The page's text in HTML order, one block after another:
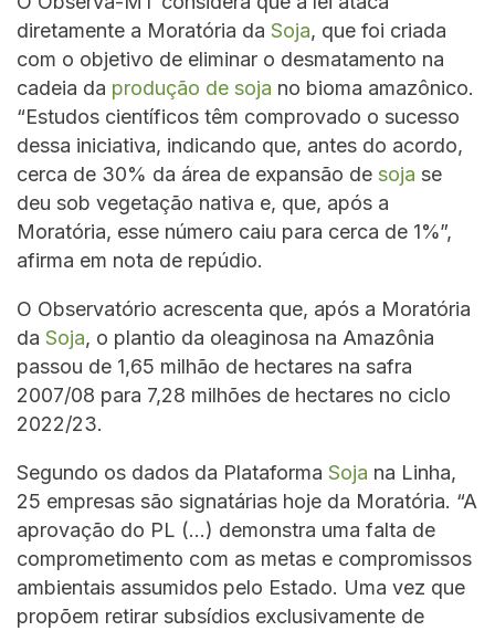
diretamente a Moratória da Soja, que foi criada
com o objetivo de eliminar o desmatamento na
cadeia da produção de soja no bioma amazônico.
“Estudos científicos têm comprovado o sucesso
dessa iniciativa, indicando que, antes do acordo,
cerca de 30% da área de expansão de soja se
deu sob vegetação nativa e, que, após a
Moratória, esse número caiu para cerca de 1%”,
afirma em nota de repúdio.
O Observatório acrescenta que, após a Moratória
da Soja, o plantio da oleaginosa na Amazônia
passou de 1,65 milhão de hectares na safra
2007/08 para 7,28 milhões de hectares no ciclo
2022/23.
Segundo os dados da Plataforma Soja na Linha,
25 empresas são signatárias hoje da Moratória. “A
aprovação do PL (…) demonstra uma falta de
comprometimento com as metas e compromissos
ambientais assumidos pelo Estado. Uma vez que
propõem retirar subsídios exclusivamente de